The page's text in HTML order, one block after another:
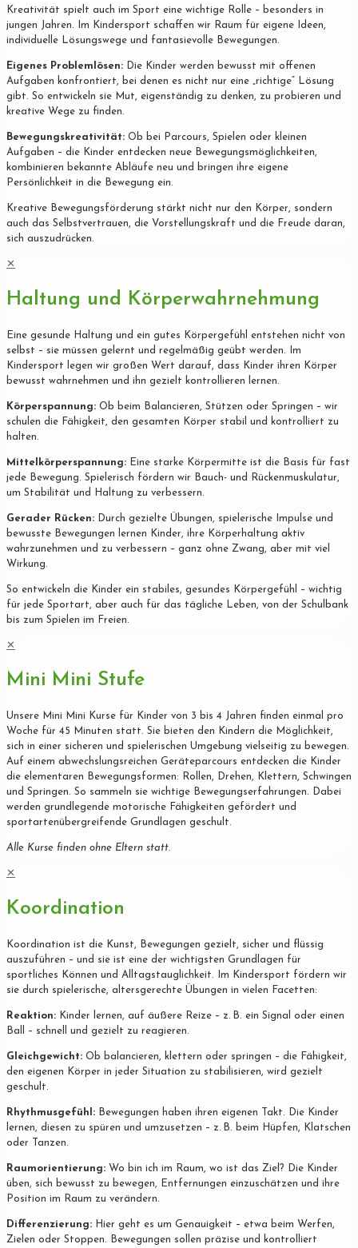
Kreativität spielt auch im Sport eine wichtige Rolle – besonders in
jungen Jahren. Im Kindersport schaffen wir Raum für eigene Ideen,
individuelle Lösungswege und fantasievolle Bewegungen.
Eigenes Problemlösen: Die Kinder werden bewusst mit offenen
Aufgaben konfrontiert, bei denen es nicht nur eine „richtige“ Lösung
gibt. So entwickeln sie Mut, eigenständig zu denken, zu probieren und
kreative Wege zu finden.
Bewegungskreativität: Ob bei Parcours, Spielen oder kleinen
Aufgaben – die Kinder entdecken neue Bewegungsmöglichkeiten,
kombinieren bekannte Abläufe neu und bringen ihre eigene
Persönlichkeit in die Bewegung ein.
Kreative Bewegungsförderung stärkt nicht nur den Körper, sondern
auch das Selbstvertrauen, die Vorstellungskraft und die Freude daran,
sich auszudrücken.
✕
Haltung und Körperwahrnehmung
Eine gesunde Haltung und ein gutes Körpergefühl entstehen nicht von
selbst – sie müssen gelernt und regelmäßig geübt werden. Im
Kindersport legen wir großen Wert darauf, dass Kinder ihren Körper
bewusst wahrnehmen und ihn gezielt kontrollieren lernen.
Körperspannung: Ob beim Balancieren, Stützen oder Springen – wir
schulen die Fähigkeit, den gesamten Körper stabil und kontrolliert zu
halten.
Mittelkörperspannung: Eine starke Körpermitte ist die Basis für fast
jede Bewegung. Spielerisch fördern wir Bauch- und Rückenmuskulatur,
um Stabilität und Haltung zu verbessern.
Gerader Rücken: Durch gezielte Übungen, spielerische Impulse und
bewusste Bewegungen lernen Kinder, ihre Körperhaltung aktiv
wahrzunehmen und zu verbessern – ganz ohne Zwang, aber mit viel
Wirkung.
So entwickeln die Kinder ein stabiles, gesundes Körpergefühl – wichtig
für jede Sportart, aber auch für das tägliche Leben, von der Schulbank
bis zum Spielen im Freien.
✕
Mini Mini Stufe
Unsere Mini Mini Kurse für Kinder von 3 bis 4 Jahren finden einmal pro
Woche für 45 Minuten statt. Sie bieten den Kindern die Möglichkeit,
sich in einer sicheren und spielerischen Umgebung vielseitig zu bewegen.
Auf einem abwechslungsreichen Geräteparcours entdecken die Kinder
die elementaren Bewegungsformen: Rollen, Drehen, Klettern, Schwingen
und Springen. So sammeln sie wichtige Bewegungserfahrungen. Dabei
werden grundlegende motorische Fähigkeiten gefördert und
sportartenübergreifende Grundlagen geschult.
Alle Kurse finden ohne Eltern statt.
✕
Koordination
Koordination ist die Kunst, Bewegungen gezielt, sicher und flüssig
auszuführen – und sie ist eine der wichtigsten Grundlagen für
sportliches Können und Alltagstauglichkeit. Im Kindersport fördern wir
sie durch spielerische, altersgerechte Übungen in vielen Facetten:
Reaktion: Kinder lernen, auf äußere Reize – z. B. ein Signal oder einen
Ball – schnell und gezielt zu reagieren.
Gleichgewicht: Ob balancieren, klettern oder springen – die Fähigkeit,
den eigenen Körper in jeder Situation zu stabilisieren, wird gezielt
geschult.
Rhythmusgefühl: Bewegungen haben ihren eigenen Takt. Die Kinder
lernen, diesen zu spüren und umzusetzen – z. B. beim Hüpfen, Klatschen
oder Tanzen.
Raumorientierung: Wo bin ich im Raum, wo ist das Ziel? Die Kinder
üben, sich bewusst zu bewegen, Entfernungen einzuschätzen und ihre
Position im Raum zu verändern.
Differenzierung: Hier geht es um Genauigkeit – etwa beim Werfen,
Zielen oder Stoppen. Bewegungen sollen präzise und kontrolliert